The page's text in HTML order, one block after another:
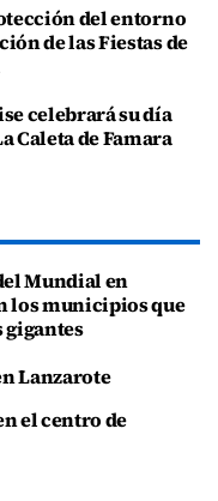
del entorno
de las Fiestas de
celebrará su día
Caleta de Famara
Mundial en
los municipios que
Lanzarote
el centro de